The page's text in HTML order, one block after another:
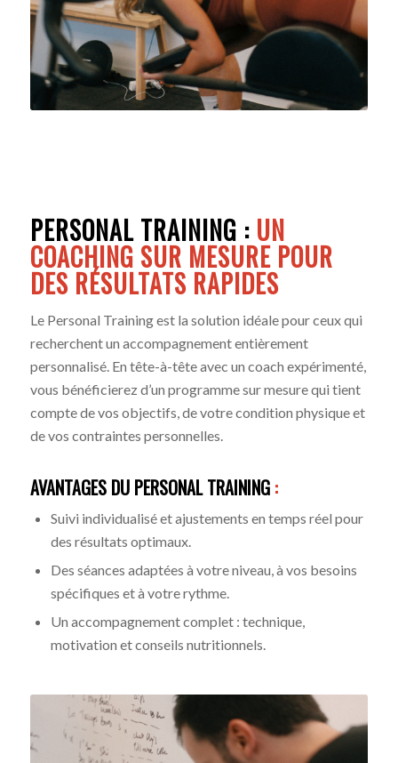
PERSONAL TRAINING : UN
COACHING SUR MESURE POUR
DES RÉSULTATS RAPIDES
Le Personal Training est la solution idéale pour ceux qui
recherchent un accompagnement entièrement
personnalisé. En tête-à-tête avec un coach expérimenté,
vous bénéficierez d’un programme sur mesure qui tient
compte de vos objectifs, de votre condition physique et
de vos contraintes personnelles.
AVANTAGES DU PERSONAL TRAINING :
Suivi individualisé et ajustements en temps réel pour
des résultats optimaux.
Des séances adaptées à votre niveau, à vos besoins
spécifiques et à votre rythme.
Un accompagnement complet : technique,
motivation et conseils nutritionnels.